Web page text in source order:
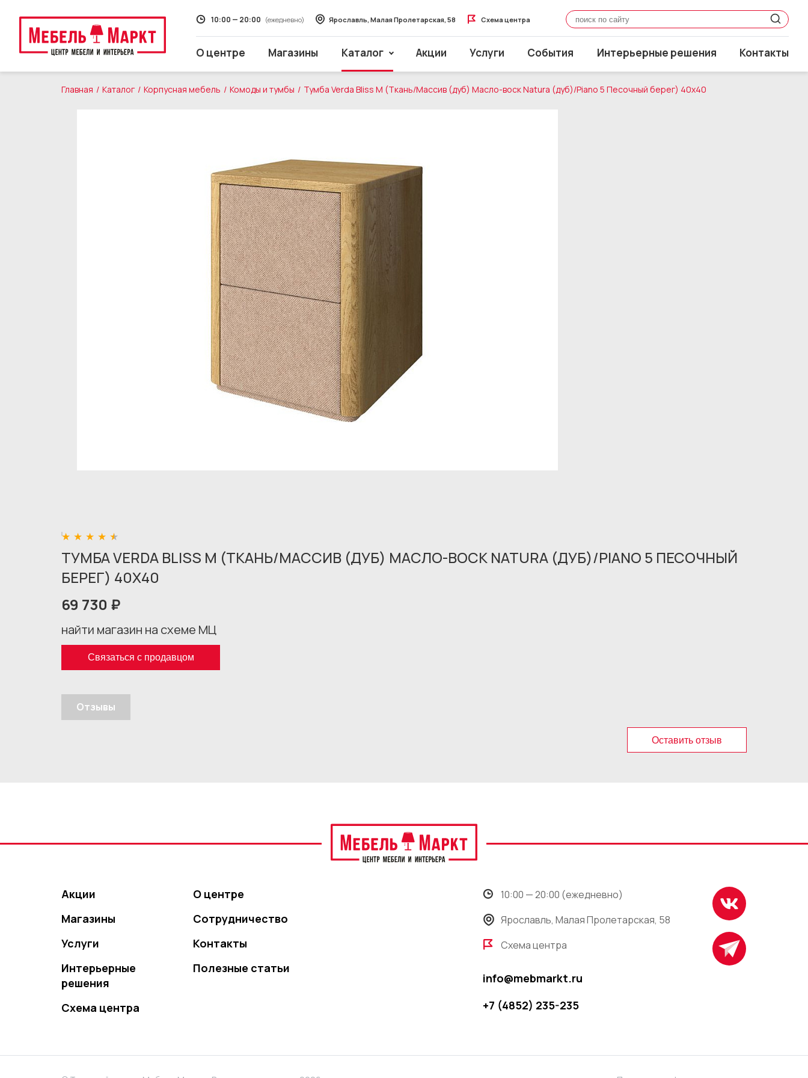
О центре Магазины Каталог Акции Услуги События Интерьерные решения Контакты
10:00 — 20:00 (ежедневно) Ярославль, Малая Пролетарская, 58 Схема центра
Главная Каталог Корпусная мебель Комоды и тумбы Тумба Verda Bliss M (Ткань/Массив (дуб) Масло-воск Natura (дуб)/Piano 5 Песочный берег) 40x40
ТУМБА VERDA BLISS M (ТКАНЬ/МАССИВ (ДУБ) МАСЛО-ВОСК NATURA (ДУБ)/PIANO 5 ПЕСОЧНЫЙ
БЕРЕГ) 40X40
69 730 ₽
найти магазин на схеме МЦ
Связаться с продавцом
Отзывы
Оставить отзыв
Акции
Магазины
Услуги
Интерьерные
решения
Схема центра
О центре
Сотрудничество
Контакты
Полезные статьи
10:00 — 20:00 (ежедневно)
Ярославль, Малая Пролетарская, 58
Схема центра
info@mebmarkt.ru
+7 (4852) 235-235